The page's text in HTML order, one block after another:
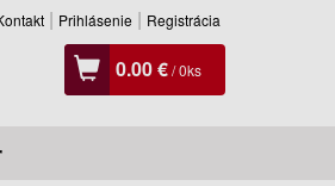
Prihlásenie Registrácia
0.00 €/0ks